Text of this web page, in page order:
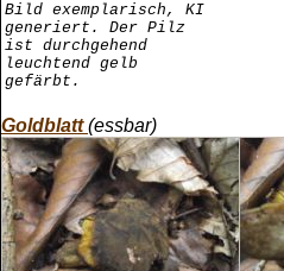
Bild exemplarisch, KI
generiert. Der Pilz
ist durchgehend
leuchtend gelb
gefärbt.
Goldblatt (essbar)